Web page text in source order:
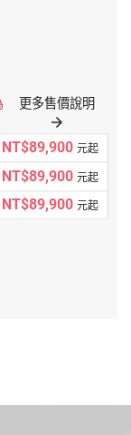
更多售價說明
arrow_forward
NT$89,900 元起
NT$89,900 元起
NT$89,900 元起